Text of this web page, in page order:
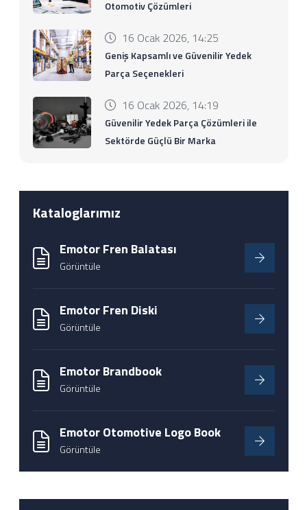
Otomotiv Çözümleri
16 Ocak 2026, 14:25
Geniş Kapsamlı ve Güvenilir Yedek
Parça Seçenekleri
16 Ocak 2026, 14:19
Güvenilir Yedek Parça Çözümleri ile
Sektörde Güçlü Bir Marka
Kataloglarımız
Emotor Fren Balatası
Görüntüle
Emotor Fren Diski
Görüntüle
Emotor Brandbook
Görüntüle
Emotor Otomotive Logo Book
Görüntüle